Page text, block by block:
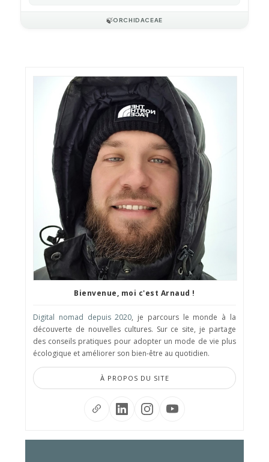
🍃ORCHIDACEAE
Bienvenue, moi c'est Arnaud !
Digital nomad depuis 2020, je parcours le monde à la
découverte de nouvelles cultures. Sur ce site, je partage
des conseils pratiques pour adopter un mode de vie plus
écologique et améliorer son bien-être au quotidien.
À PROPOS DU SITE